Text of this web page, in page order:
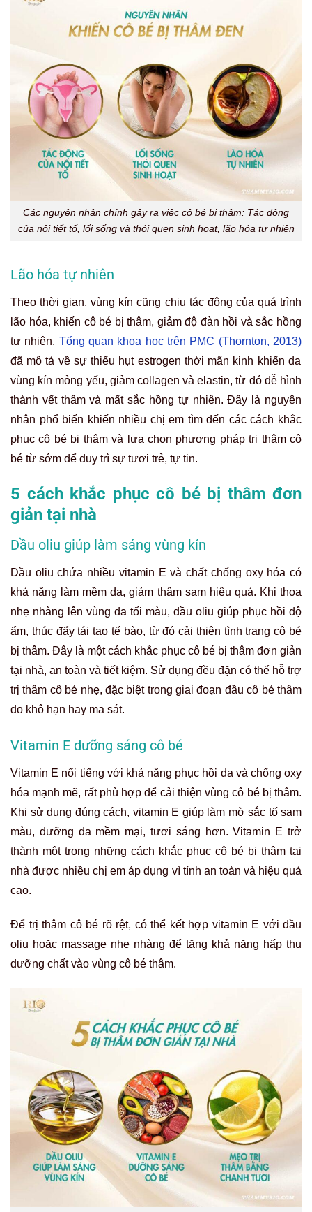
Các nguyên nhân chính gây ra việc cô bé bị thâm: Tác động
của nội tiết tố, lối sống và thói quen sinh hoạt, lão hóa tự nhiên
Lão hóa tự nhiên
Theo thời gian, vùng kín cũng chịu tác động của quá trình
lão hóa, khiến cô bé bị thâm, giảm độ đàn hồi và sắc hồng
tự nhiên. Tổng quan khoa học trên PMC (Thornton, 2013)
đã mô tả về sự thiếu hụt estrogen thời mãn kinh khiến da
vùng kín mỏng yếu, giảm collagen và elastin, từ đó dễ hình
thành vết thâm và mất sắc hồng tự nhiên. Đây là nguyên
nhân phổ biến khiến nhiều chị em tìm đến các cách khắc
phục cô bé bị thâm và lựa chọn phương pháp trị thâm cô
bé từ sớm để duy trì sự tươi trẻ, tự tin.
5 cách khắc phục cô bé bị thâm đơn
giản tại nhà
Dầu oliu giúp làm sáng vùng kín
Dầu oliu chứa nhiều vitamin E và chất chống oxy hóa có
khả năng làm mềm da, giảm thâm sạm hiệu quả. Khi thoa
nhẹ nhàng lên vùng da tối màu, dầu oliu giúp phục hồi độ
ẩm, thúc đẩy tái tạo tế bào, từ đó cải thiện tình trạng cô bé
bị thâm. Đây là một cách khắc phục cô bé bị thâm đơn giản
tại nhà, an toàn và tiết kiệm. Sử dụng đều đặn có thể hỗ trợ
trị thâm cô bé nhẹ, đặc biệt trong giai đoạn đầu cô bé thâm
do khô hạn hay ma sát.
Vitamin E dưỡng sáng cô bé
Vitamin E nổi tiếng với khả năng phục hồi da và chống oxy
hóa mạnh mẽ, rất phù hợp để cải thiện vùng cô bé bị thâm.
Khi sử dụng đúng cách, vitamin E giúp làm mờ sắc tố sạm
màu, dưỡng da mềm mại, tươi sáng hơn. Vitamin E trở
thành một trong những cách khắc phục cô bé bị thâm tại
nhà được nhiều chị em áp dụng vì tính an toàn và hiệu quả
cao.
Để trị thâm cô bé rõ rệt, có thể kết hợp vitamin E với dầu
oliu hoặc massage nhẹ nhàng để tăng khả năng hấp thụ
dưỡng chất vào vùng cô bé thâm.